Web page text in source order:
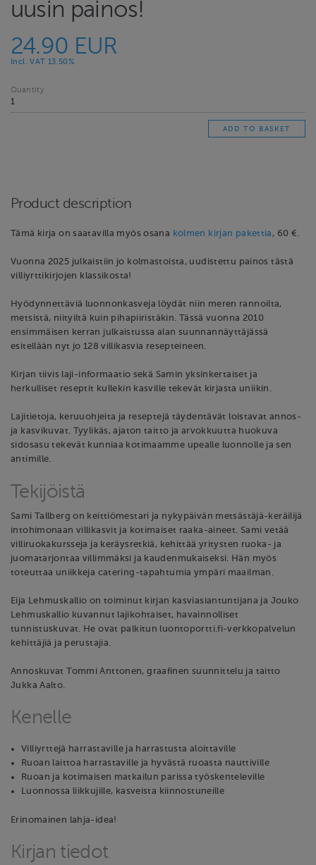
uusin painos!
24.90 EUR
Incl. VAT 13.50%
Quantity
Product description
Tämä kirja on saatavilla myös osana kolmen kirjan pakettia , 60 €.
Vuonna 2025 julkaistiin jo kolmastoista, uudistettu painos tästä
villiyrttikirjojen klassikosta!
Hyödynnettäviä luonnonkasveja löydät niin meren rannoilta,
metsistä, niityiltä kuin pihapiiristäkin. Tässä vuonna 2010
ensimmäisen kerran julkaistussa alan suunnannäyttäjässä
esitellään nyt jo 128 villikasvia resepteineen.
Kirjan tiivis laji-informaatio sekä Samin yksinkertaiset ja
herkulliset reseptit kullekin kasville tekevät kirjasta uniikin.
Lajitietoja, keruuohjeita ja reseptejä täydentävät loistavat annos-
ja kasvikuvat. Tyylikäs, ajaton taitto ja arvokkuutta huokuva
sidosasu tekevät kunniaa kotimaamme upealle luonnolle ja sen
antimille.
Tekijöistä
Sami Tallberg on keittiömestari ja nykypäivän metsästäjä-keräilijä
intohimonaan villikasvit ja kotimaiset raaka-aineet. Sami vetää
villiruokakursseja ja keräysretkiä, kehittää yritysten ruoka- ja
juomatarjontaa villimmäksi ja kaudenmukaiseksi. Hän myös
toteuttaa uniikkeja catering-tapahtumia ympäri maailman.
Eija Lehmuskallio on toiminut kirjan kasviasiantuntijana ja Jouko
Lehmuskallio kuvannut lajikohtaiset, havainnolliset
tunnistuskuvat. He ovat palkitun luontoportti.fi-verkkopalvelun
kehittäjiä ja perustajia.
Annoskuvat Tommi Anttonen, graafinen suunnittelu ja taitto
Jukka Aalto.
Kenelle
Villiyrttejä harrastaville ja harrastusta aloittaville
Ruoan laittoa harrastaville ja hyvästä ruoasta nauttiville
Ruoan ja kotimaisen matkailun parissa työskenteleville
Luonnossa liikkujille, kasveista kiinnostuneille
Erinomainen lahja-idea!
Kirjan tiedot